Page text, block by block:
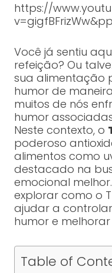
https://
Você já sentiu
refeição? Ou
sua alimentação
humor de
muitos de nós
humor
Neste contexto, o
poderoso
alimentos como
destacado na
emocional
explorar como o
ajudar a
humor e
Table of